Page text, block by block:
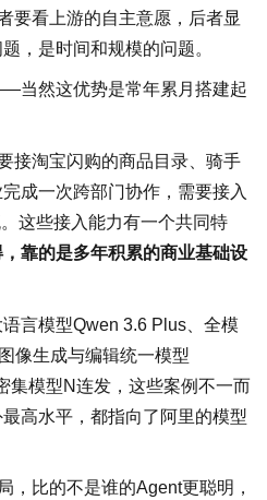
要看上游的自主意愿，后者显
，是时间和规模的问题。
当然这优势是常年累月搭建起
接淘宝闪购的商品目录、骑手
成一次跨部门协作，需要接入
这些接入能力有一个共同特
靠的是多年积累的商业基础设
言模型Qwen 3.6 Plus、全模
像生成与编辑统一模型
模型N连发，这些案例不一而
高水平，都指向了阿里的模型
，比的不是谁的Agent更聪明，